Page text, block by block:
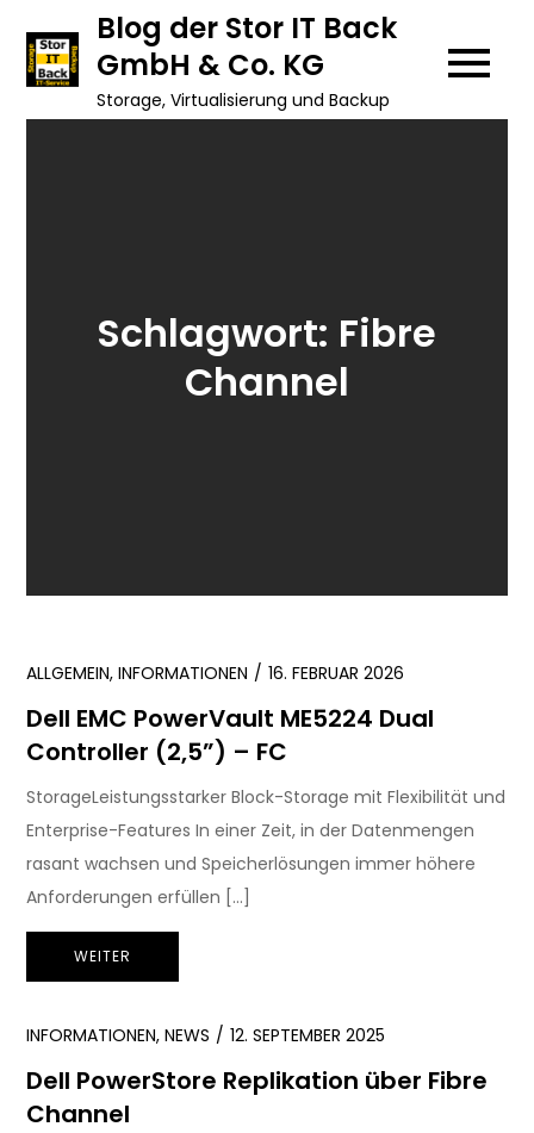
content
Blog der Stor IT Back
GmbH & Co. KG
Storage, Virtualisierung und Backup
Schlagwort: Fibre
Channel
ALLGEMEIN,INFORMATIONEN 16. FEBRUAR 2026
Dell EMC PowerVault ME5224 Dual
Controller (2,5”) – FC
StorageLeistungsstarker Block-Storage mit Flexibilität und
Enterprise-Features In einer Zeit, in der Datenmengen
rasant wachsen und Speicherlösungen immer höhere
Anforderungen erfüllen […]
WEITER
INFORMATIONEN,NEWS 12. SEPTEMBER 2025
Dell PowerStore Replikation über Fibre
Channel